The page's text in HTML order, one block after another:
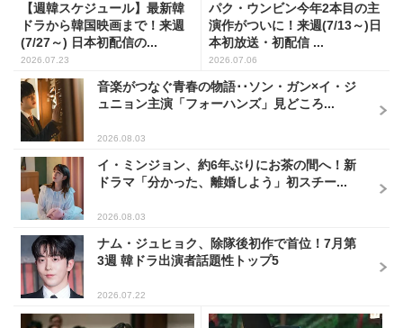
【週韓スケジュール】最新韓
ドラから韓国映画まで！来週
(7/27～) 日本初配信の...
2026.07.23
パク・ウンビン今年2本目の主
演作がついに！来週(7/13～)日
本初放送・初配信 ...
2026.07.06
音楽がつなぐ青春の物語･･ソン・ガン×イ・ジ
ュニョン主演「フォーハンズ」見どころ...
2026.08.03
イ・ミンジョン、約6年ぶりにお茶の間へ！新
ドラマ「分かった、離婚しよう」初スチー...
2026.08.03
ナム・ジュヒョク、除隊後初作で首位！7月第
3週 韓ドラ出演者話題性トップ5
2026.07.22